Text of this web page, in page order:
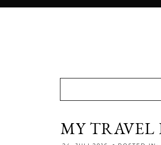
MY TRAVEL